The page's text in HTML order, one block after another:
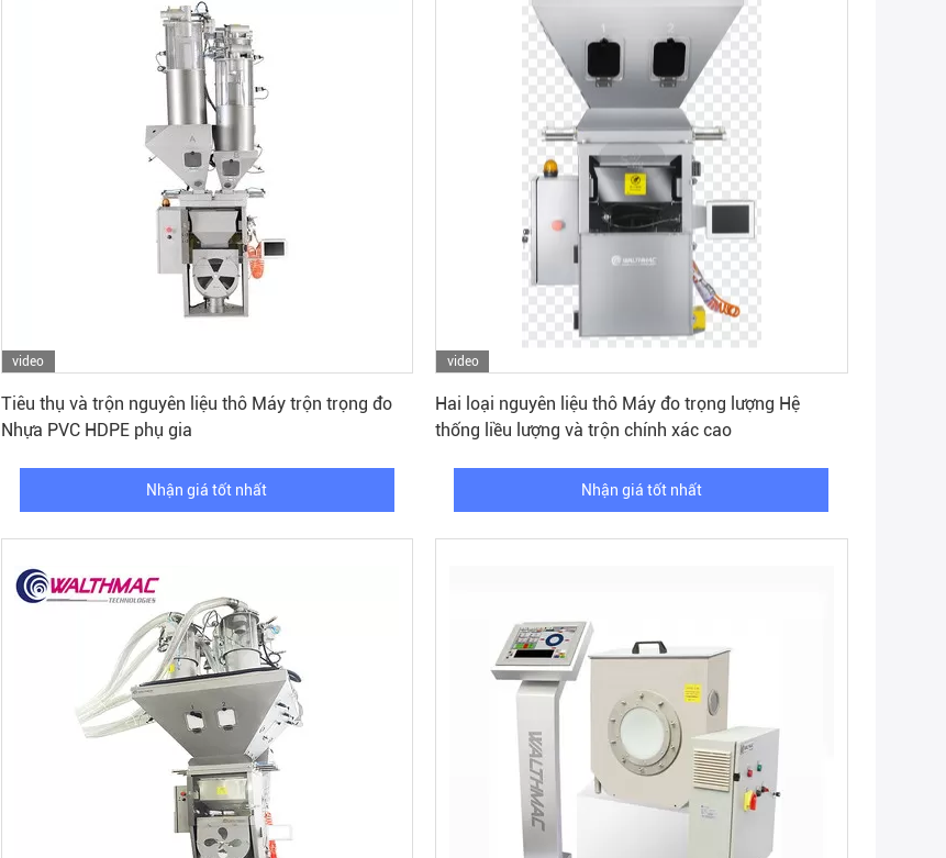
video
Tiêu thụ và trộn nguyên liệu thô Máy trộn trọng đo
Nhựa PVC HDPE phụ gia
Nhận giá tốt nhất
video
Hai loại nguyên liệu thô Máy đo trọng lượng Hệ
thống liều lượng và trộn chính xác cao
Nhận giá tốt nhất